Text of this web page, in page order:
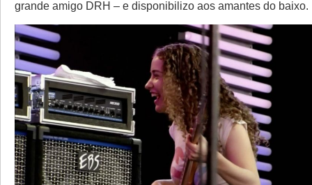
grande amigo DRH – e disponibilizo aos amantes do baixo.